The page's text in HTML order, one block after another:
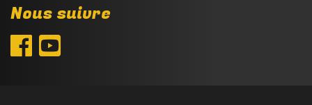
Nous suivre